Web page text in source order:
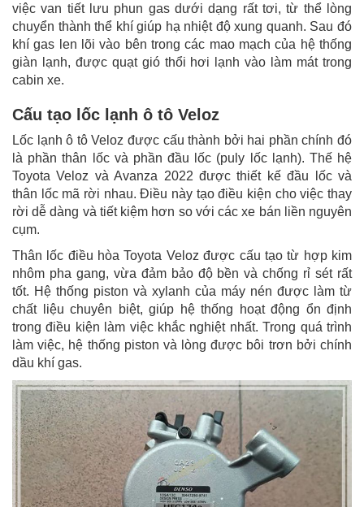
việc van tiết lưu phun gas dưới dạng rất tơi, từ thể lòng
chuyển thành thể khí giúp hạ nhiệt độ xung quanh. Sau đó
khí gas len lõi vào bên trong các mao mạch của hệ thống
giàn lạnh, được quạt gió thổi hơi lạnh vào làm mát trong
cabin xe.
Cấu tạo lốc lạnh ô tô Veloz
Lốc lạnh ô tô Veloz được cấu thành bởi hai phần chính đó
là phần thân lốc và phần đầu lốc (puly lốc lạnh). Thế hệ
Toyota Veloz và Avanza 2022 được thiết kế đầu lốc và
thân lốc mã rời nhau. Điều này tạo điều kiện cho việc thay
rời dễ dàng và tiết kiệm hơn so với các xe bán liền nguyên
cụm.
Thân lốc điều hòa Toyota Veloz được cấu tạo từ hợp kim
nhôm pha gang, vừa đảm bảo độ bền và chống rỉ sét rất
tốt. Hệ thống piston và xylanh của máy nén được làm từ
chất liệu chuyên biệt, giúp hệ thống hoạt động ổn định
trong điều kiện làm việc khắc nghiệt nhất. Trong quá trình
làm việc, hệ thống piston và lòng được bôi trơn bởi chính
dầu khí gas.